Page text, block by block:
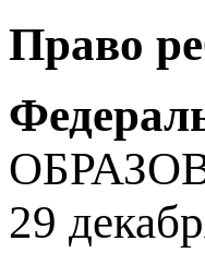
Право
29